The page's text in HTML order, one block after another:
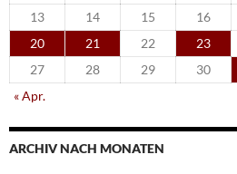
13
14 15 16
20
21 22 23
27
28 29 30
« Apr.
ARCHIV NACH MONATEN